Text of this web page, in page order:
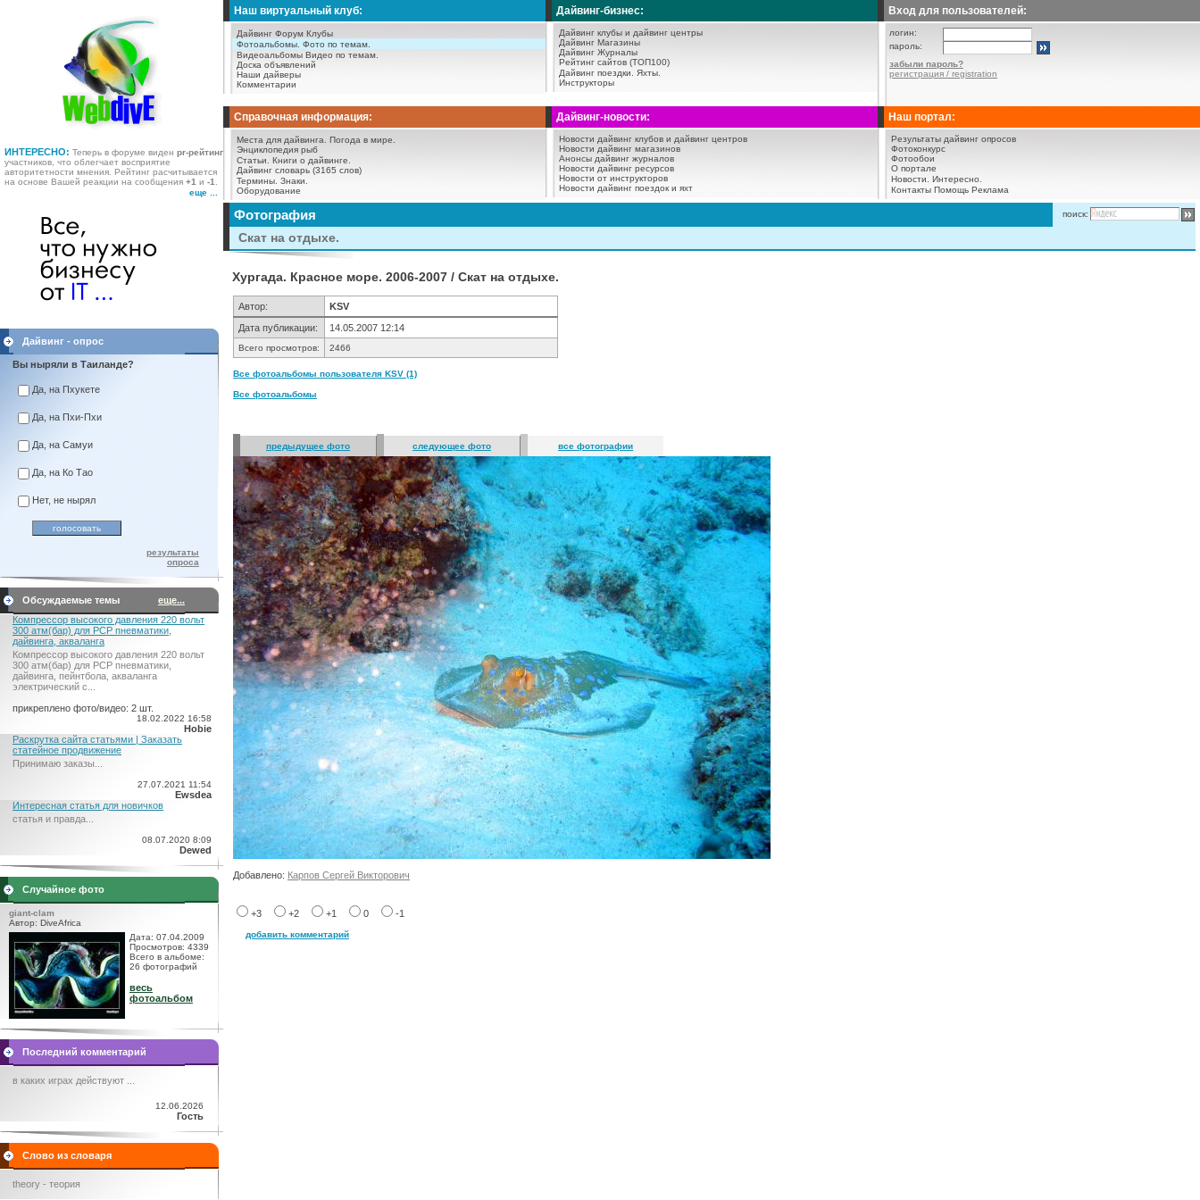
ИНТЕРЕСНО: Теперь в форуме виден pr-рейтинг
участников, что облегчает восприятие
авторитетности мнения. Рейтинг расчитывается
на основе Вашей реакции на сообщения +1 и -1
еще ...
Наш виртуальный клуб:
Дайвинг Форум Клубы
Фотоальбомы. Фото по темам.
Видеоальбомы Видео по темам.
Доска объявлений
Наши дайверы
Комментарии
Дайвинг-бизнес:
Дайвинг клубы и дайвинг центры
Дайвинг Магазины
Дайвинг Журналы
Рейтинг сайтов (ТОП100)
Дайвинг поездки.
Яхты.
Инструкторы
Вход для пользователей:
логин:
пароль:
забыли пароль?
регистрация / registration
Справочная информация:
Места для дайвинга.
Погода в мире.
Энциклопедия рыб
Статьи.
Книги о дайвинге.
Дайвинг словарь (3165 слов)
Термины. Знаки.
Оборудование
Дайвинг-новости:
Новости дайвинг клубов и дайвинг центров
Новости дайвинг магазинов
Анонсы дайвинг журналов
Новости дайвинг ресурсов
Новости от инструкторов
Новости дайвинг поездок и яхт
Наш портал:
Результаты дайвинг опросов
Фотоконкурс
Фотообои
О портале
Новости.
Интересно.
Контакты Помощь Реклама
Дайвинг - опрос
Вы ныряли в Таиланде?
Да, на Пхукете
Да, на Пхи-Пхи
Да, на Самуи
Да, на Ко Тао
Нет, не нырял
результаты
опроса
Обсуждаемые темы
еще...
Компрессор высокого давления 220 вольт
300 атм(бар) для PCP пневматики,
дайвинга, акваланга
Компрессор высокого давления 220 вольт
300 атм(бар) для PCP пневматики,
дайвинга, пейнтбола, акваланга
электрический c...
прикреплено фото/видео: 2 шт.
18.02.2022 16:58
Hobie
Раскрутка сайта статьями | Заказать
статейное продвижение
Принимаю заказы...
27.07.2021 11:54
Ewsdea
Интересная статья для новичков
статья и правда...
08.07.2020 8:09
Dewed
Случайное фото
giant-clam
Автор: DiveAfrica
Дата: 07.04.2009
Просмотров: 4339
Всего в альбоме:
26 фотографий
весь
фотоальбом
Последний комментарий
в каких играх действуют ...
12.06.2026
Гость
Слово из словаря
theory - теория
Фотография поиск:
Скат на отдыхе.
Хургада. Красное море. 2006-2007 / Скат на отдыхе.
Автор:
KSV
Дата публикации:
14.05.2007 12:14
Всего просмотров: 2466
Все фотоальбомы пользователя KSV (1)
Все фотоальбомы
предыдущее фото следующее фото все фотографии
Добавлено: Карпов Сергей Викторович
+3 +2 +1 0 -1
добавить комментарий